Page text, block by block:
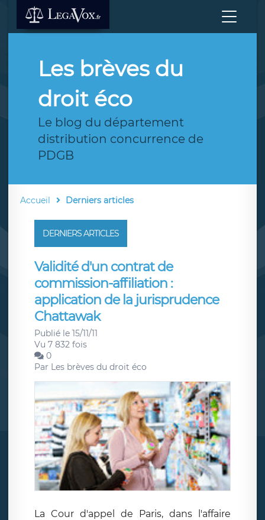
Les brèves du
droit éco
Le blog du département
distribution concurrence de
PDGB
Accueil Derniers articles
DERNIERS ARTICLES
Validité d'un contrat de
commission-affiliation :
application de la jurisprudence
Chattawak
Publié le 15/11/11
Vu 7 832 fois
0
Par Les brèves du droit éco
La Cour d'appel de Paris, dans l'affaire